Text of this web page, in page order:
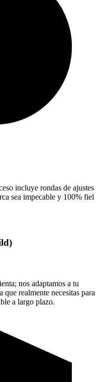
incluye rondas de ajustes
sea impecable y 100% fiel
nos adaptamos a tu
realmente necesitas para
a largo plazo.